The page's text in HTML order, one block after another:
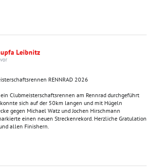
Leibnitz
RENNRAD 2026
Clubmeisterschaftsrennen am Rennrad durchgeführt
sich auf der 50km langen und mit Hügeln
gegen Michael Watz und Jochen Hirschmann
einen neuen Streckenrekord. Herzliche Gratulation
allen Finishern.